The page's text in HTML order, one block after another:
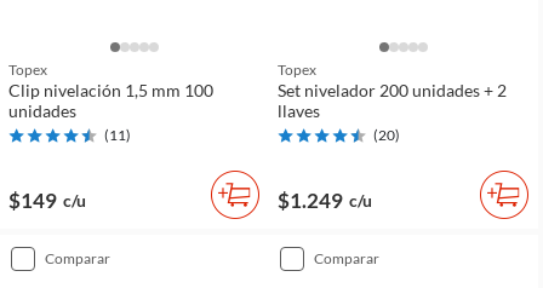
Topex
Clip nivelación 1,5 mm 100
unidades
(11)
$149 c/u
Topex
Set nivelador 200 unidades + 2
llaves
(20)
$1.249 c/u
comparar comparar